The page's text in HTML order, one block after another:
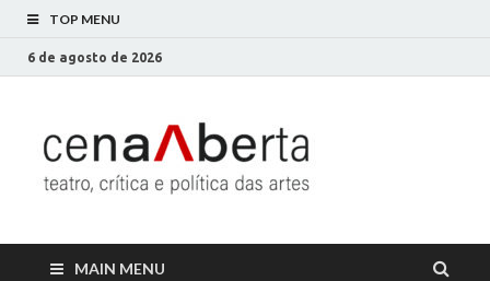
TOP MENU
6 de agosto de 2026
MAIN MENU